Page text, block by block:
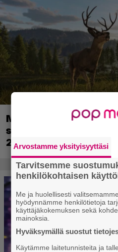
saapuu ensi kuussa –
2 päivättiin
Arvostamme yksityisyyttäsi
Tarvitsemme
henkilökohtaisen
Me ja huolellisesti
hyödynnämme henkilötietoja
käyttäjäkokemuksen sekä
mainoksia.
Hyväksymällä suostut
Käytämme laitetunnisteita ja